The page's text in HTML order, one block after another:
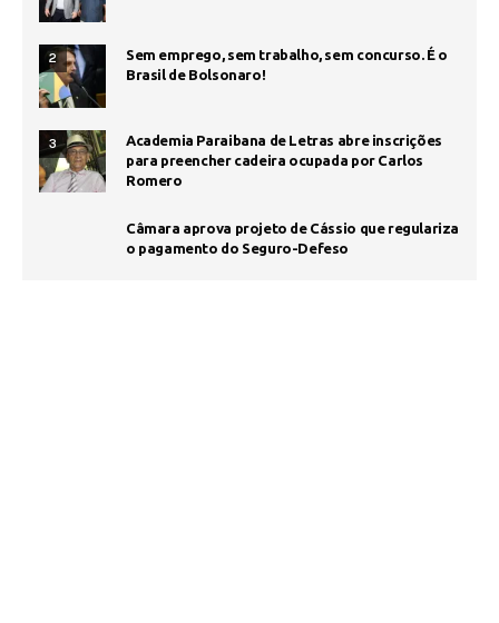
2
Sem emprego, sem trabalho, sem concurso. É o
Brasil de Bolsonaro!
3
Academia Paraibana de Letras abre inscrições
para preencher cadeira ocupada por Carlos
Romero
Câmara aprova projeto de Cássio que regulariza
o pagamento do Seguro-Defeso